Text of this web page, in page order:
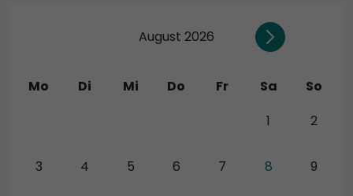
August 2026
Mo Di Mi Do Fr Sa
So
1 2
3 4 5 6 7 8 9